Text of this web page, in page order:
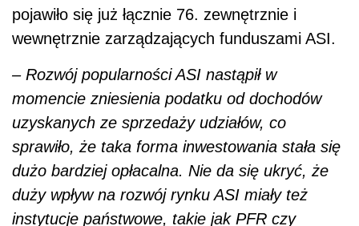
pojawiło się już łącznie 76. zewnętrznie i
wewnętrznie zarządzających funduszami ASI.
– Rozwój popularności ASI nastąpił w
momencie zniesienia podatku od dochodów
uzyskanych ze sprzedaży udziałów, co
sprawiło, że taka forma inwestowania stała się
dużo bardziej opłacalna. Nie da się ukryć, że
duży wpływ na rozwój rynku ASI miały też
instytucje państwowe, takie jak PFR czy